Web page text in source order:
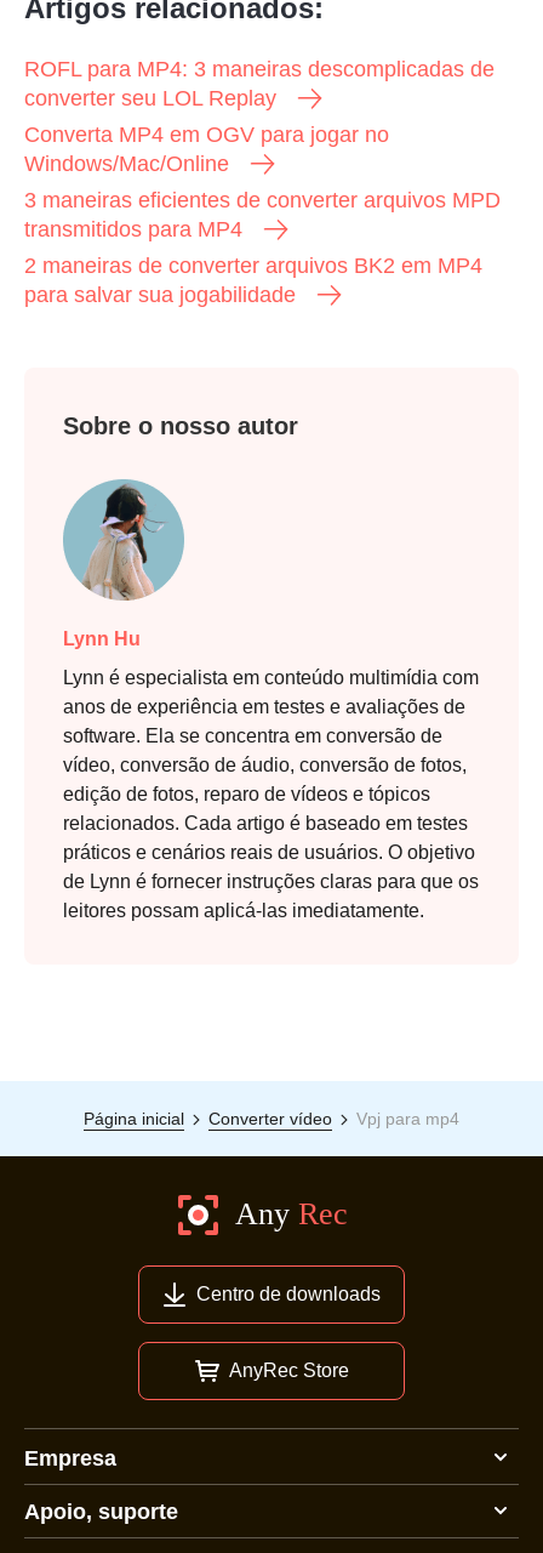
Artigos relacionados:
ROFL para MP4: 3 maneiras descomplicadas de
converter seu LOL Replay
Converta MP4 em OGV para jogar no
Windows/Mac/Online
3 maneiras eficientes de converter arquivos MPD
transmitidos para MP4
2 maneiras de converter arquivos BK2 em MP4
para salvar sua jogabilidade
Sobre o nosso autor
Lynn Hu
Lynn é especialista em conteúdo multimídia com
anos de experiência em testes e avaliações de
software. Ela se concentra em conversão de
vídeo, conversão de áudio, conversão de fotos,
edição de fotos, reparo de vídeos e tópicos
relacionados. Cada artigo é baseado em testes
práticos e cenários reais de usuários. O objetivo
de Lynn é fornecer instruções claras para que os
leitores possam aplicá-las imediatamente.
Página inicial Converter vídeo Vpj para mp4
Centro de downloads
AnyRec Store
Empresa
Apoio, suporte